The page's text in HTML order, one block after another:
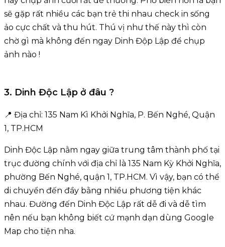
sẽ gặp rất nhiều các bạn trẻ thi nhau check in sống
ảo cực chất và thu hút. Thú vị như thế này thì còn
chờ gì mà không đến ngay Dinh Độp Lập để chụp
ảnh nào !
3. Dinh Độc Lập ở đâu ?
📍 Địa chỉ: 135 Nam Kì Khởi Nghĩa, P. Bến Nghé, Quận
1, TP.HCM
Dinh Độc Lập nằm ngay giữa trung tâm thành phố tại
trục đường chính với địa chỉ là 135 Nam Kỳ Khởi Nghĩa,
phường Bến Nghé, quận 1, TP.HCM. Vì vậy, bạn có thể
di chuyển đến đầy bằng nhiều phương tiện khác
nhau. Đường đến Dinh Độc Lập rất dễ đi và dễ tìm
nên nếu bạn không biết cứ mạnh dạn dùng Google
Map cho tiện nha.